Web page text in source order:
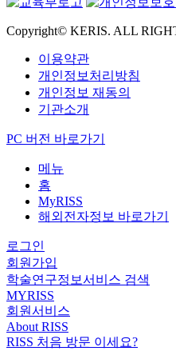
Copyright© KERIS. ALL
이용약관
개인정보처리방침
개인정보 재동의
기관소개
PC 버전 바로가기
메뉴
홈
MyRISS
해외전자정보 바로가기
로그인
회원가입
학술연구정보서비스 검색
MYRISS
회원서비스
About RISS
RISS 처음 방문 이세요?